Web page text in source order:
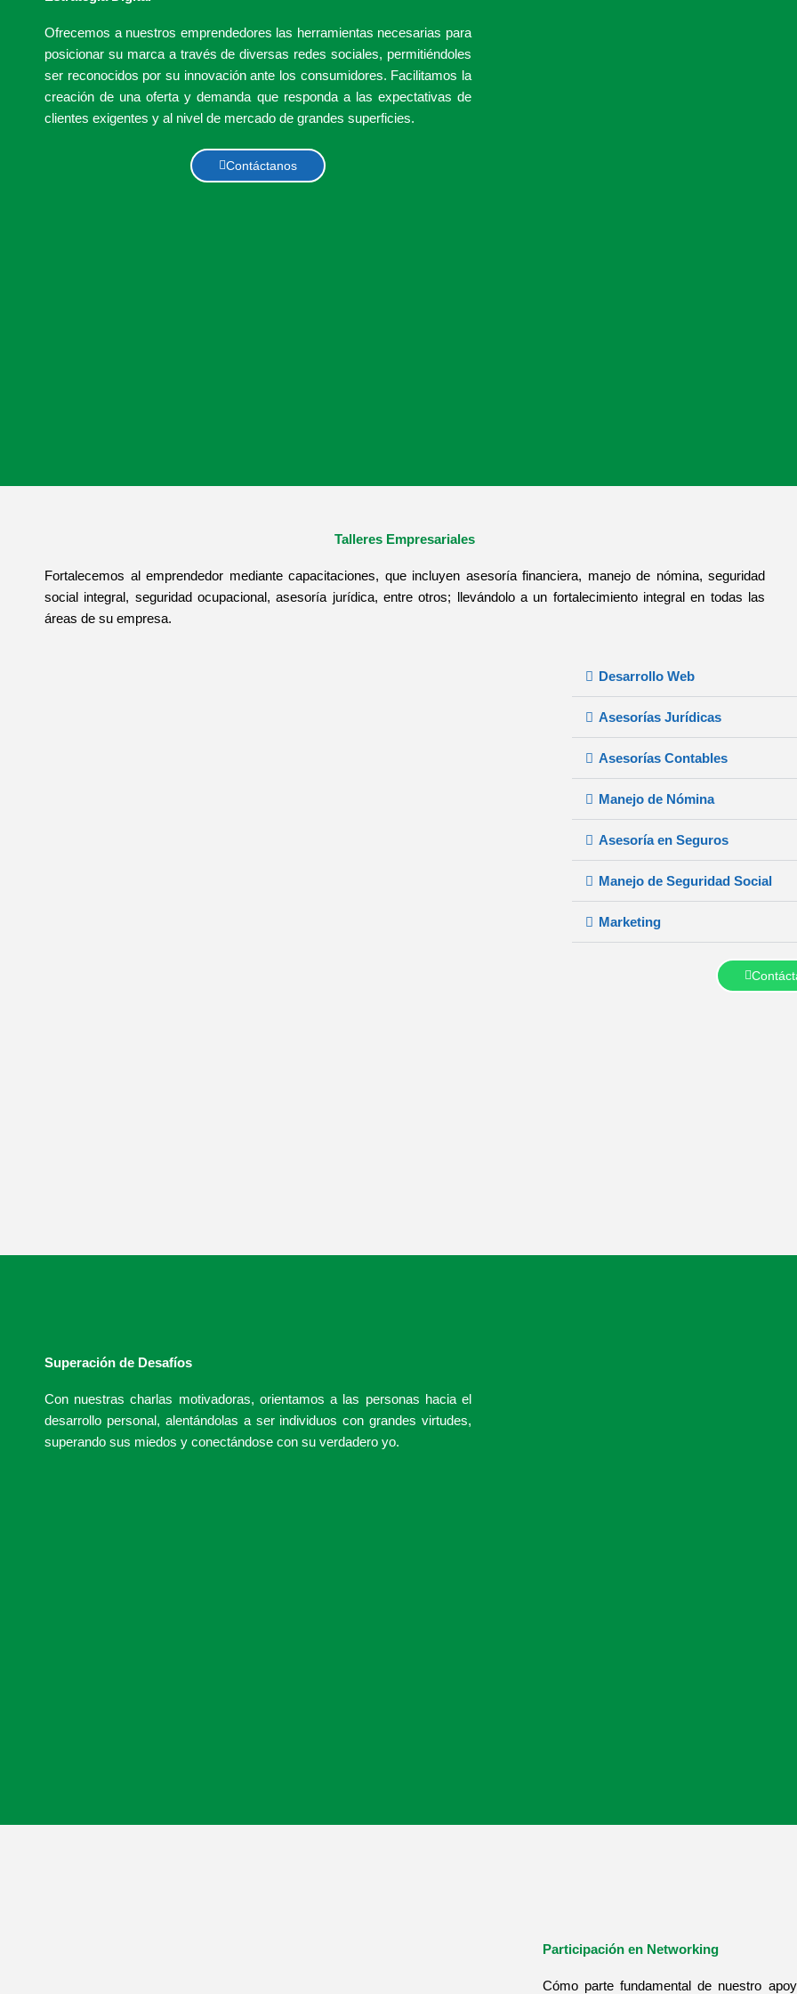
Ofrecemos a nuestros emprendedores las herramientas necesarias para
posicionar su marca a través de diversas redes sociales, permitiéndoles
ser reconocidos por su innovación ante los consumidores. Facilitamos la
creación de una oferta y demanda que responda a las expectativas de
clientes exigentes y al nivel de mercado de grandes superficies.
Contáctanos
Talleres Empresariales
Fortalecemos al emprendedor mediante capacitaciones, que incluyen asesoría financiera, manejo de nómina, seguridad
social integral, seguridad ocupacional, asesoría jurídica, entre otros; llevándolo a un fortalecimiento integral en todas las
áreas de su empresa.
Desarrollo Web
Asesorías Jurídicas
Asesorías Contables
Manejo de Nómina
Asesoría en Seguros
Manejo de Seguridad Social
Marketing
Superación de Desafíos
Con nuestras charlas motivadoras, orientamos a las personas hacia el
desarrollo personal, alentándolas a ser individuos con grandes virtudes,
superando sus miedos y conectándose con su verdadero yo.
Participación en Networking
Cómo parte fundamental de nuestro